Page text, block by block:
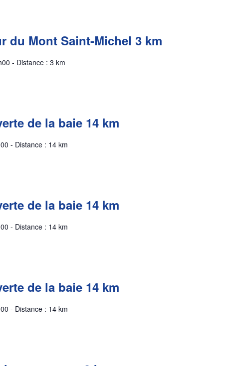
du Mont Saint-Michel 3 km
- Distance : 3 km
de la baie 14 km
- Distance : 14 km
de la baie 14 km
- Distance : 14 km
de la baie 14 km
- Distance : 14 km